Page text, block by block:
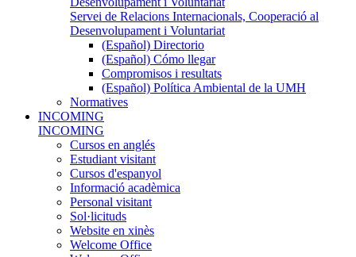
Servei de Relacions Internacionals, Cooperació al
Desenvolupament i Voluntariat
(Español) Directorio
(Español) Cómo llegar
Compromisos i resultats
(Español) Política Ambiental de la UMH
Normatives
INCOMING
INCOMING
Cursos en anglés
Estudiant visitant
Cursos d'espanyol
Informació acadèmica
Personal visitant
Sol·licituds
Website en xinès
Welcome Office